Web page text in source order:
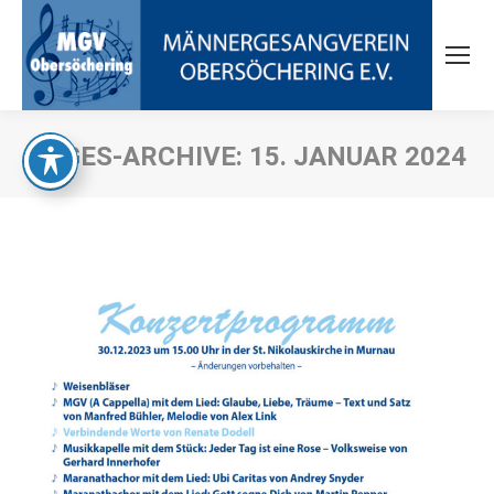
TAGES-ARCHIVE: 15. JANUAR 2024